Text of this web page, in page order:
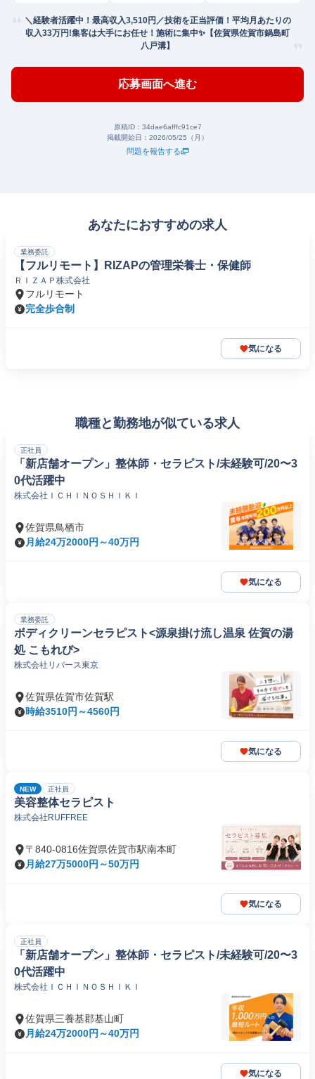
＼経験者活躍中！最高収入3,510円／技術を正当評価！平均月あたりの
収入33万円!集客は大手にお任せ！施術に集中✨【佐賀県佐賀市鍋島町
八戸溝】
応募画面へ進む
原稿ID： 34dae6afffc91ce7
掲載開始日： 2026/05/25（月）
問題を報告する
あなたにおすすめの求人
業務委託
【フルリモート】RIZAPの管理栄養士・保健師
ＲＩＺＡＰ株式会社
フルリモート
完全歩合制
気になる
職種と勤務地が似ている求人
正社員
「新店舗オープン」整体師・セラピスト/未経験可/20〜3
0代活躍中
株式会社ＩＣＨＩＮＯＳＨＩＫＩ
佐賀県鳥栖市
月給24万2000円～40万円
気になる
業務委託
ボディクリーンセラピスト<源泉掛け流し温泉 佐賀の湯
処 こもれび>
株式会社リバース東京
佐賀県佐賀市佐賀駅
時給3510円～4560円
気になる
NEW 正社員
美容整体セラピスト
株式会社RUFFREE
〒840-0816佐賀県佐賀市駅南本町
月給27万5000円～50万円
気になる
正社員
「新店舗オープン」整体師・セラピスト/未経験可/20〜3
0代活躍中
株式会社ＩＣＨＩＮＯＳＨＩＫＩ
佐賀県三養基郡基山町
月給24万2000円～40万円
気になる